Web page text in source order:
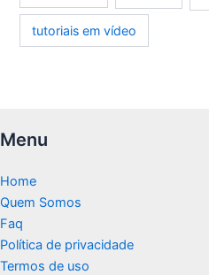
tutoriais em vídeo
Menu
Home
Quem Somos
Faq
Política de privacidade
Termos de uso